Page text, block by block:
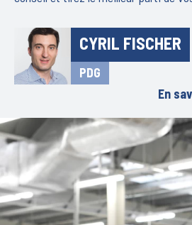
CYRIL FISCHER
PDG
En